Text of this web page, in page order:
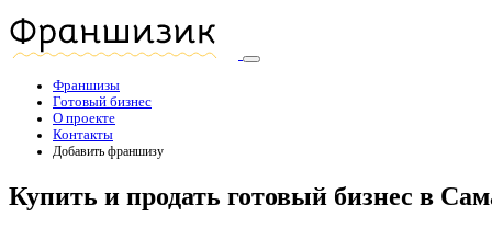
Франшизы
Готовый бизнес
О проекте
Контакты
Добавить франшизу
Купить и продать готовый бизнес в